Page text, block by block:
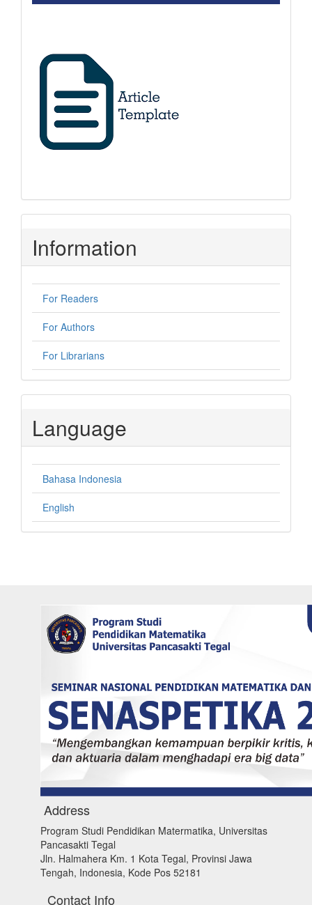
Information
For Readers
For Authors
For Librarians
Language
Bahasa Indonesia
English
Address
Program Studi Pendidikan Matermatika, Universitas
Pancasakti Tegal
Jln. Halmahera Km. 1 Kota Tegal, Provinsi Jawa
Tengah, Indonesia, Kode Pos 52181
Contact Info